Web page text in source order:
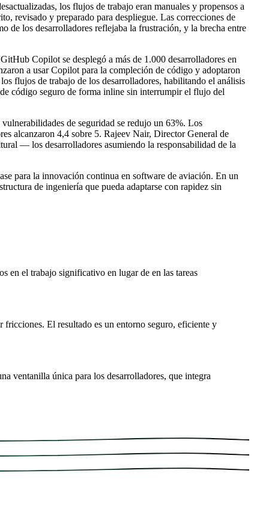
los flujos de trabajo eran manuales y propensos a
revisado y preparado para despliegue. Las correcciones de
de los desarrolladores reflejaba la frustración, y la brecha entre
Copilot se desplegó a más de 1.000 desarrolladores en
a usar Copilot para la compleción de código y adoptaron
flujos de trabajo de los desarrolladores, habilitando el análisis
código seguro de forma inline sin interrumpir el flujo del
de seguridad se redujo un 63%. Los
alcanzaron 4,4 sobre 5. Rajeev Nair, Director General de
— los desarrolladores asumiendo la responsabilidad de la
para la innovación continua en software de aviación. En un
de ingeniería que pueda adaptarse con rapidez sin
en el trabajo significativo en lugar de en las tareas
El resultado es un entorno seguro, eficiente y
ventanilla única para los desarrolladores, que integra